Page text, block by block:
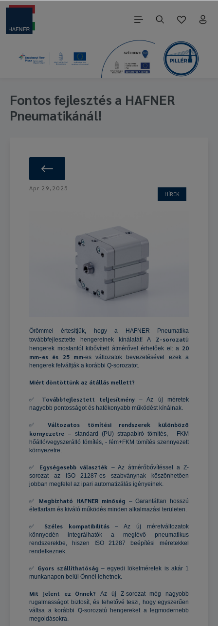
Fontos fejlesztés a HAFNER
Pneumatikánál!
HÍREK
Apr 29,2025
Örömmel értesítjük, hogy a HAFNER Pneumatika
továbbfejlesztette hengereinek kínálatát! A
Z-sorozatú
hengerek mostantól kibővített átmérővel érhetőek el: a 20
mm-es és 25 mm-es változatok bevezetésével ezek a
hengerek felváltják a korábbi Q-sorozatot.
Miért döntöttünk az átállás mellett?
✅ Továbbfejlesztett teljesítmény
– Az új méretek
nagyobb pontosságot és hatékonyabb működést kínálnak.
✅
Változatos tömítési rendszerek különböző
környezetre – standard (PU) strapabíró tömítés, - FKM
hőálló/vegyszerálló tömítés, - fém+FKM tömítés szennyezett
környezetre.
✅ Egységesebb választék
– Az átmérőbővítéssel a Z-
sorozat az ISO 21287-es szabványnak köszönhetően
jobban megfelel az ipari automatizálás igényeinek.
✅ Megbízható HAFNER minőség – Garantáltan hosszú
élettartam és kiváló működés minden alkalmazási területen.
✅ Széles kompatibilitás
– Az új méretváltozatok
könnyedén integrálhatók a meglévő pneumatikus
rendszerekbe, hiszen ISO 21287 beépítési méretekkel
rendelkeznek.
✅ Gyors szállíthatóság – egyedi löketméretek is akár 1
munkanapon belül Önnél lehetnek.
Mit jelent ez Önnek?
Az új Z-sorozat még nagyobb
rugalmasságot biztosít, és lehetővé teszi, hogy egyszerűen
váltsa a korábbi Q-sorozatú hengereket a legmodernebb
megoldásokra.